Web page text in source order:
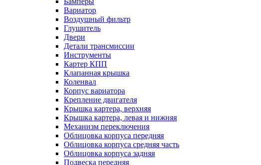
Вариатор
Воздушный фильтр
Глушитель
Двери
Детали трансмиссии
Инструменты
Картер КПП
Клапанная крышка
Коленвал
Корпус вариатора
Крепление двигателя
Крышка картера, верхняя
Крышка картера, левая и нижняя
Механизм переключения
Облицовка корпуса передняя
Облицовка корпуса средняя часть
Облицовка корпуса задняя
Подвеска передняя